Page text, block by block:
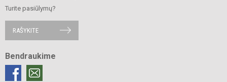
Turite pasiūlymų?
RAŠYKITE
Bendraukime